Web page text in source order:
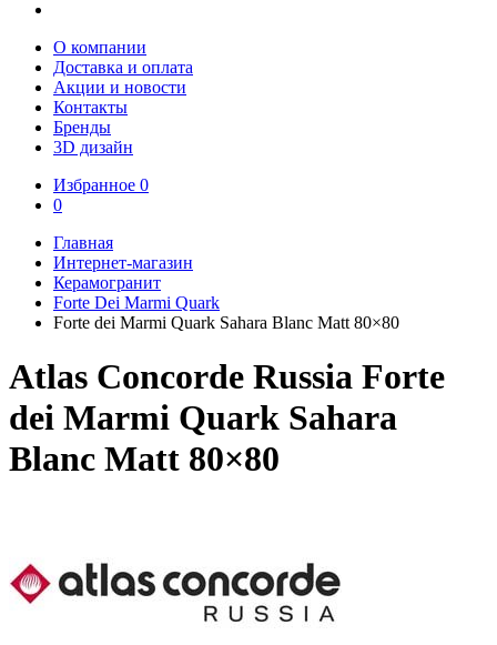
О компании
Доставка и оплата
Акции и новости
Контакты
Бренды
3D дизайн
Избранное 0
0
Главная
Интернет-магазин
Керамогранит
Forte Dei Marmi Quark
Forte dei Marmi Quark Sahara Blanc Matt 80×80
Atlas Concorde Russia Forte
dei Marmi Quark Sahara
Blanc Matt 80×80